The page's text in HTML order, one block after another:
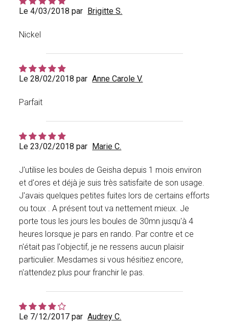
Le 4/03/2018 par Brigitte S.
Nickel
Le 28/02/2018 par Anne Carole V.
Parfait
Le 23/02/2018 par Marie C.
J'utilise les boules de Geisha depuis 1 mois environ
et d'ores et déjà je suis très satisfaite de son usage.
J'avais quelques petites fuites lors de certains efforts
ou toux . A présent tout va nettement mieux. Je
porte tous les jours les boules de 30mn jusqu'à 4
heures lorsque je pars en rando. Par contre et ce
n'était pas l'objectif, je ne ressens aucun plaisir
particulier. Mesdames si vous hésitiez encore,
n'attendez plus pour franchir le pas.
Le 7/12/2017 par Audrey C.